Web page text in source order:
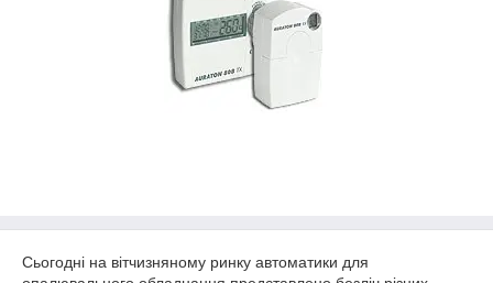
Сьогодні на вітчизняному ринку автоматики для